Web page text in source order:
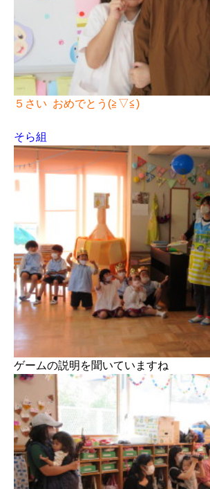
５さい おめでとう(≧▽≦)
そら組
ゲームの説明を聞いていますね